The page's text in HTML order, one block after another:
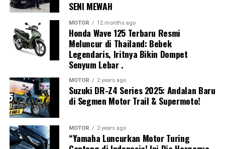
Menurutnya, tampil di kandang sendiri memang
memberikan keuntungan berupa pemahaman karakter
lintasan, racing line, titik pengereman, hingga kondisi
mengolah seluruh informasi dalam hitungan milidetik
untuk menganalisis kondisi lalu lintas, memprediksi
potensi tabrakan, serta menentukan tindakan paling
tepat sebelum pengemudi sempat bereaksi.
Jika sistem mendeteksi risiko benturan yang tinggi,
maka tahapAct
akan bekerja melalui teknologi
Integrated Power Brake. Sistem ini membantu
memberikan tekanan pengereman secara otomatis
sebagai bentuk asistensi kepada pengemudi. Teknologi
tersebut tidak mengambil alih kendali kendaraan,
melainkan membantu mengurangi kecepatan sehingga
SENI MEWAH
MOTOR 12 months ago
Honda Wave 125 Terbaru Resmi
Meluncur di Thailand: Bebek
Legendaris, Iritnya Bikin Dompet
Senyum Lebar .
MOTOR 2 years ago
Suzuki DR-Z4 Series 2025: Andalan Baru
di Segmen Motor Trail & Supermoto!
MOTOR 2 years ago
“Yamaha Luncurkan Motor Turing